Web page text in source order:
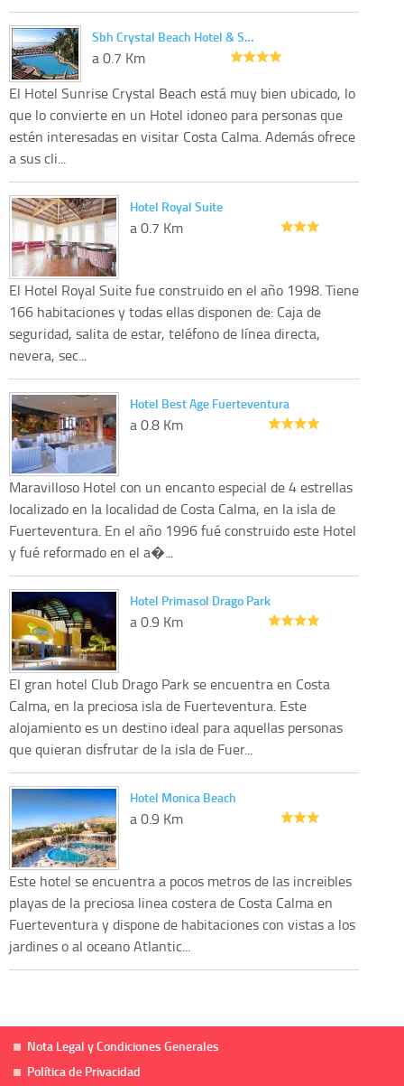
Sbh Crystal Beach Hotel & S…
a 0.7 Km
El Hotel Sunrise Crystal Beach está muy bien ubicado, lo
que lo convierte en un Hotel idoneo para personas que
estén interesadas en visitar Costa Calma. Además ofrece
a sus cli...
Hotel Royal Suite
a 0.7 Km
El Hotel Royal Suite fue construido en el año 1998. Tiene
166 habitaciones y todas ellas disponen de: Caja de
seguridad, salita de estar, teléfono de línea directa,
nevera, sec...
Hotel Best Age Fuerteventura
a 0.8 Km
Maravilloso Hotel con un encanto especial de 4 estrellas
localizado en la localidad de Costa Calma, en la isla de
Fuerteventura. En el año 1996 fué construido este Hotel
y fué reformado en el a�...
Hotel Primasol Drago Park
a 0.9 Km
El gran hotel Club Drago Park se encuentra en Costa
Calma, en la preciosa isla de Fuerteventura. Este
alojamiento es un destino ideal para aquellas personas
que quieran disfrutar de la isla de Fuer...
Hotel Monica Beach
a 0.9 Km
Este hotel se encuentra a pocos metros de las increibles
playas de la preciosa linea costera de Costa Calma en
Fuerteventura y dispone de habitaciones con vistas a los
jardines o al oceano Atlantic...
Nota Legal y Condiciones Generales
Política de Privacidad